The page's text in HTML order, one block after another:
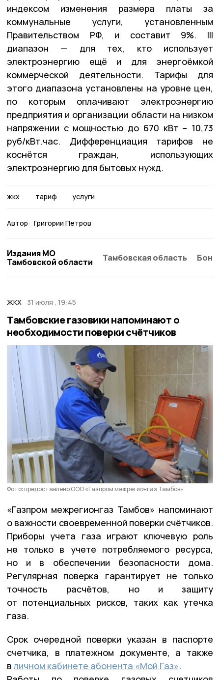
индексом изменения размера платы за
коммунальные услуги, установленным
Правительством РФ, и составит 9%. III
диапазон — для тех, кто использует
электроэнергию ещё и для энергоёмкой
коммерческой деятельности. Тарифы для
этого диапазона установлены на уровне цен,
по которым оплачивают электроэнергию
предприятия и организации области на низком
напряжении с мощностью до 670 кВт – 10,73
руб/кВт.час. Дифференциация тарифов не
коснётся граждан, использующих
электроэнергию для бытовых нужд.
жкх тариф услуги
Автор: Григорий Петров
Издания МО
Тамбовской области
Тамбовская область
ЖКХ 31 июля , 19:45
Тамбовские газовики напоминают о
необходимости поверки счётчиков
Фото: предоставлено ООО «Газпром межрегионгаз Тамбов»
«Газпром межрегионгаз Тамбов» напоминают
о важности своевременной поверки счётчиков.
Приборы учета газа играют ключевую роль
не только в учете потребляемого ресурса,
но и в обеспечении безопасности дома.
Регулярная поверка гарантирует не только
точность расчётов, но и защиту
от потенциальных рисков, таких как утечка
газа.
Срок очередной поверки указан в паспорте
счетчика, в платежном документе, а также
в личном кабинете абонента «Мой Газ».